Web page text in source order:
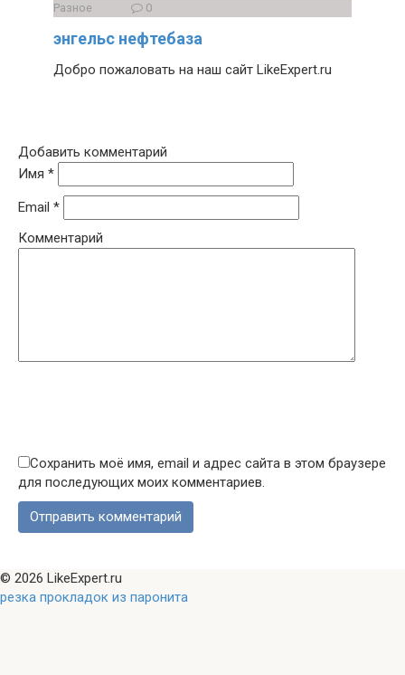
Разное 0
энгельс нефтебаза
Добро пожаловать на наш сайт LikeExpert.ru
Добавить комментарий
Имя *
Email *
Комментарий
Сохранить моё имя, email и адрес сайта в этом браузере
для последующих моих комментариев.
© 2026 LikeExpert.ru
резка прокладок из паронита